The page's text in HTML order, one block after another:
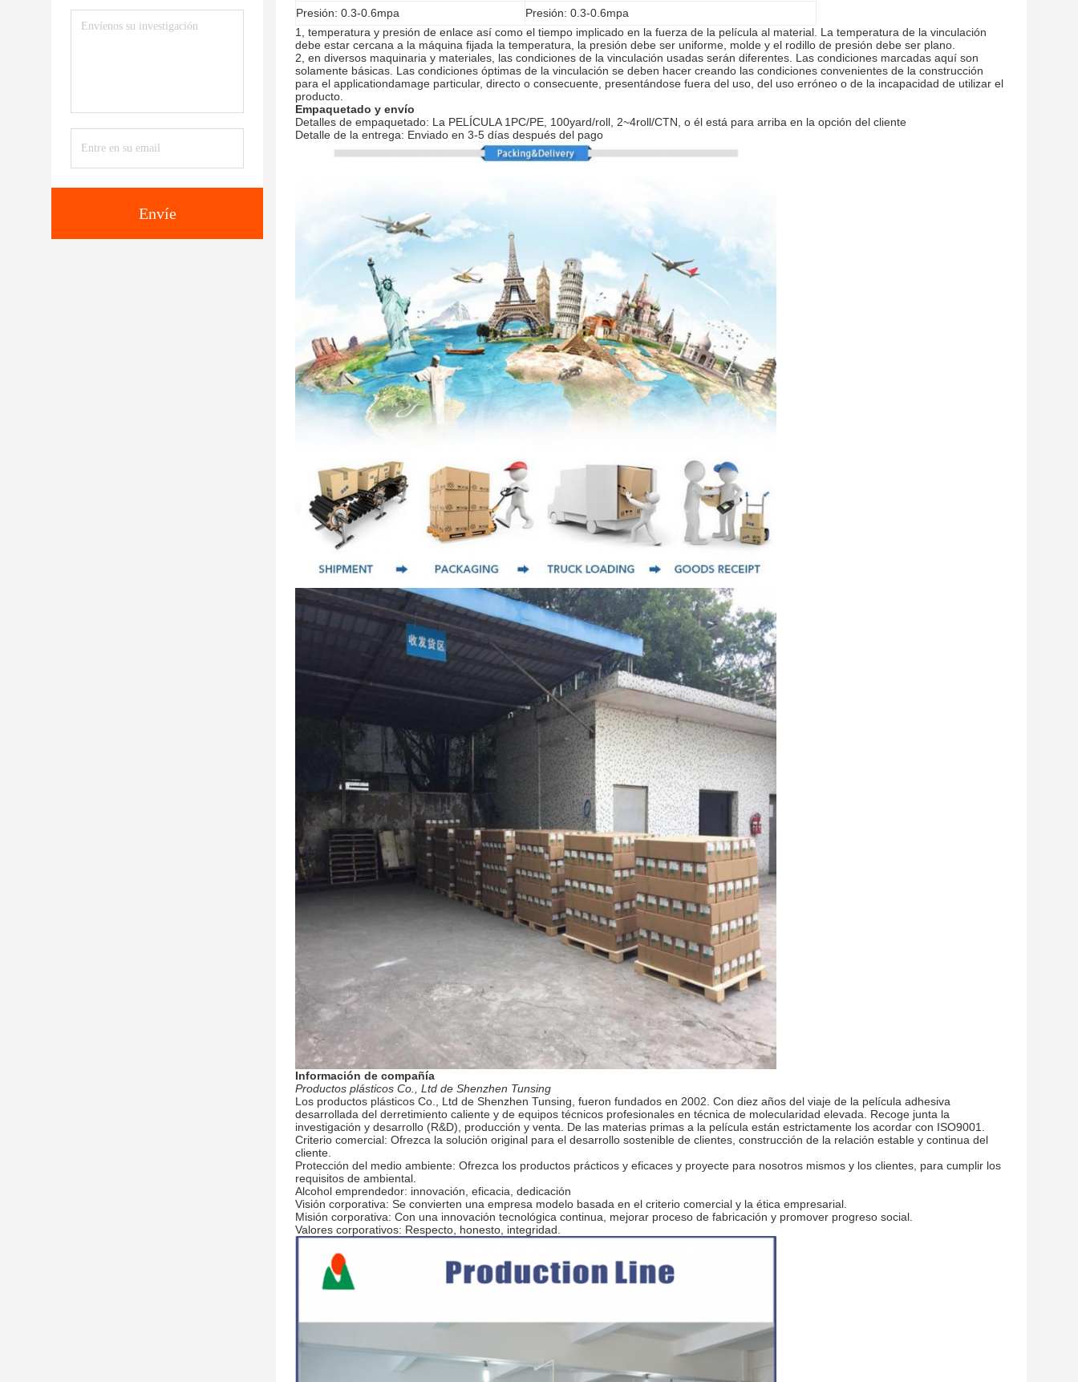
Envíe
Presión: 0.3-0.6mpa
Presión: 0.3-0.6mpa
1, temperatura y presión de enlace así como el tiempo implicado en la fuerza de la película al material. La temperatura de la vinculación
debe estar cercana a la máquina fijada la temperatura, la presión debe ser uniforme, molde y el rodillo de presión debe ser plano.
2, en diversos maquinaria y materiales, las condiciones de la vinculación usadas serán diferentes. Las condiciones marcadas aquí son
solamente básicas. Las condiciones óptimas de la vinculación se deben hacer creando las condiciones convenientes de la construcción
para el applicationdamage particular, directo o consecuente, presentándose fuera del uso, del uso erróneo o de la incapacidad de utilizar el
producto.
Empaquetado y envío
Detalles de empaquetado: La PELÍCULA 1PC/PE, 100yard/roll, 2~4roll/CTN, o él está para arriba en la opción del cliente
Detalle de la entrega: Enviado en 3-5 días después del pago
Información de compañía
Productos plásticos Co., Ltd de Shenzhen Tunsing
Los productos plásticos Co., Ltd de Shenzhen Tunsing, fueron fundados en 2002. Con diez años del viaje de la película adhesiva
desarrollada del derretimiento caliente y de equipos técnicos profesionales en técnica de molecularidad elevada. Recoge junta la
investigación y desarrollo (R&D), producción y venta. De las materias primas a la película están estrictamente los acordar con ISO9001.
Criterio comercial: Ofrezca la solución original para el desarrollo sostenible de clientes, construcción de la relación estable y continua del
cliente.
Protección del medio ambiente: Ofrezca los productos prácticos y eficaces y proyecte para nosotros mismos y los clientes, para cumplir los
requisitos de ambiental.
Alcohol emprendedor: innovación, eficacia, dedicación
Visión corporativa: Se convierten una empresa modelo basada en el criterio comercial y la ética empresarial.
Misión corporativa: Con una innovación tecnológica continua, mejorar proceso de fabricación y promover progreso social.
Valores corporativos: Respecto, honesto, integridad.